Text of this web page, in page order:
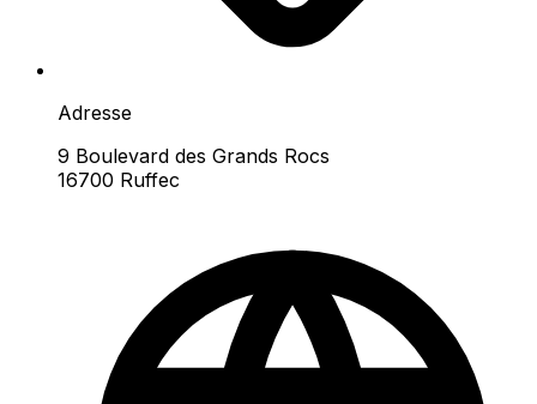
Adresse
9 Boulevard des Grands Rocs
16700 Ruffec